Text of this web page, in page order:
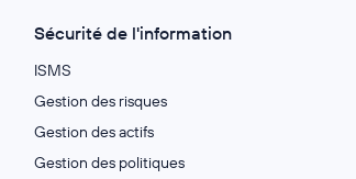
Sécurité de l'information
ISMS
Gestion des risques
Gestion des actifs
Gestion des politiques